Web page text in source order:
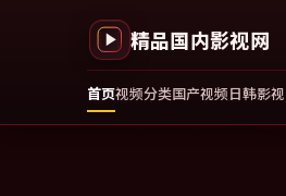
精品国内影视网
首页视频分类国产视频日韩影视